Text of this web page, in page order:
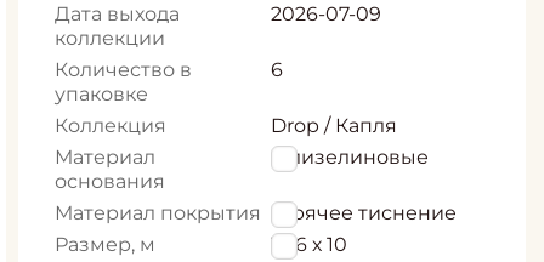
Дата выхода
коллекции
2026-07-09
Количество в
упаковке
6
Коллекция
Drop / Капля
Материал
основания
Флизелиновые
Материал покрытия Горячее тиснение
Размер, м
1,06 х 10